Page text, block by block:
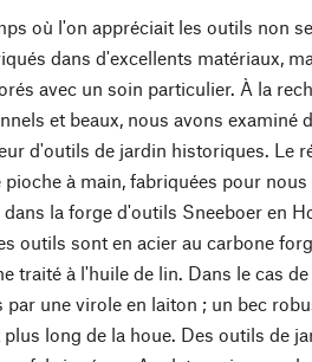
où l'on appréciait les outils non
dans d'excellents matériaux,
avec un soin particulier. À la
et beaux, nous avons examiné
d'outils de jardin historiques. Le
pioche à main, fabriquées pour
la forge d'outils Sneeboer en
outils sont en acier au carbone
traité à l'huile de lin. Dans le cas
par une virole en laiton ; un bec
plus long de la houe. Des outils de